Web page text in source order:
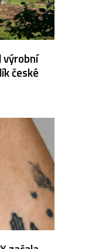
výrobní
české